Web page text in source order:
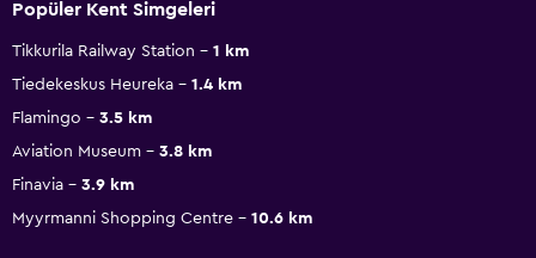
Popüler Kent Simgeleri
Tikkurila Railway Station
1 km
Tiedekeskus Heureka
1.4 km
Flamingo
3.5 km
Aviation Museum
3.8 km
Finavia
3.9 km
Myyrmanni Shopping Centre
10.6 km